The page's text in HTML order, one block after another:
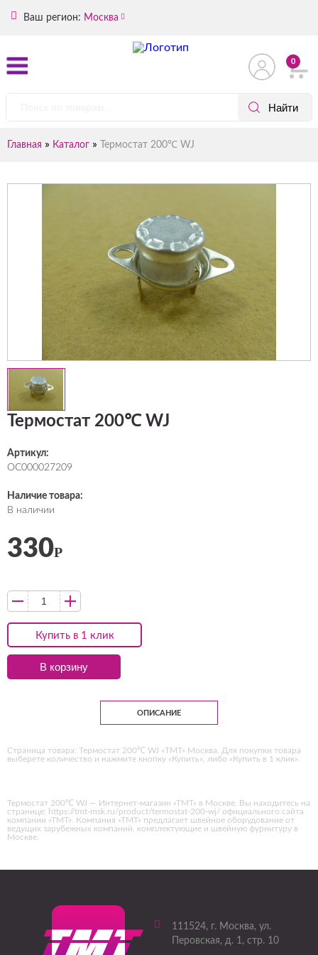
Ваш регион: Москва
0
Главная » Каталог » Термостат 200℃ WJ
Термостат 200℃ WJ
Артикул:
ОС000027209
Наличие товара:
В наличии
Купить в 1 клик
330Р
В корзину
ОПИСАНИЕ
Страница товара: Термостат 200℃ WJ «ТМТ» Москва. Для покупки товара
выберете количество и нажмите кнопку «Купить», либо «Купить в 1 клик».
Термостат 200℃ WJ — Интернет-магазин «ТМТ» в Москве. Вы находитесь на
странице: https://tmt-msk.ru/product/termostat-200-wj/ официального сайта
компании «ТМТ». Компания «ТМТ» предлагает швейное оборудование от
ведущих зарубежных компаний, комплектующие и швейную фурнитуру в
Москве.
111524, г. Москва, ул.
Перовская, д. 1, стр. 10